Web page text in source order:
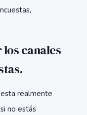
canales
realmente
no estás